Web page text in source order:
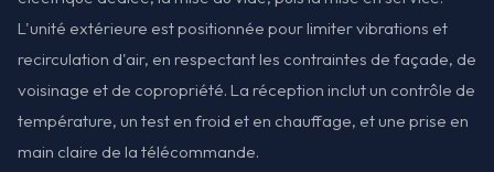
L'unité extérieure est positionnée pour limiter vibrations et
recirculation d'air, en respectant les contraintes de façade, de
voisinage et de copropriété. La réception inclut un contrôle de
température, un test en froid et en chauffage, et une prise en
main claire de la télécommande.